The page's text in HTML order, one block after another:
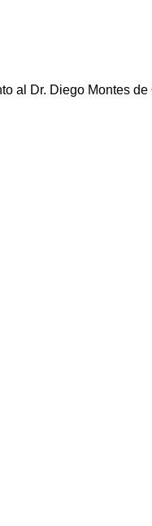
al Dr. Diego Montes de